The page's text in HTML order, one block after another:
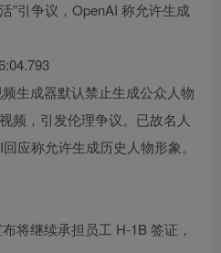
”引争议，OpenAI 称允许生成
生成器默认禁止生成公众人物
频，引发伦理争议。已故名人
应称允许生成历史人物形象。
将继续承担员工 H-1B 签证，